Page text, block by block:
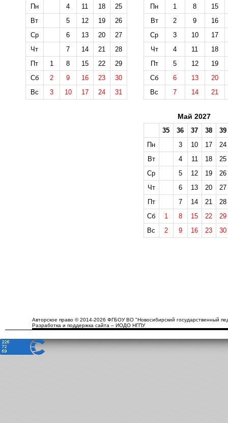
Пн
4 11 18
25
Вт
5 12 19
26
Ср
6 13 20
27
Чт
7 14 21
28
Пт
1 8 15 22
29
Сб
2 9 16 23
30
Вс
3 10 17 24 31
Пн
1 8
15
Вт
2 9
16
Ср
3 10
17
Чт
4 11
18
Пт
5 12
19
Сб
6 13
20
Вс
7 14 21
Май 2027
35 36 37 38
39
Пн
3 10 17
24
Вт
4 11 18
25
Ср
5 12 19
26
Чт
6 13 20
27
Пт
7 14 21
28
Сб
1 8 15 22
29
Вс
2 9 16 23 30
Авторское право © 2014-2026 ФГБОУ ВО "Новосибирский государственный
Разработка и поддержка сайта – ИОДО НГПУ